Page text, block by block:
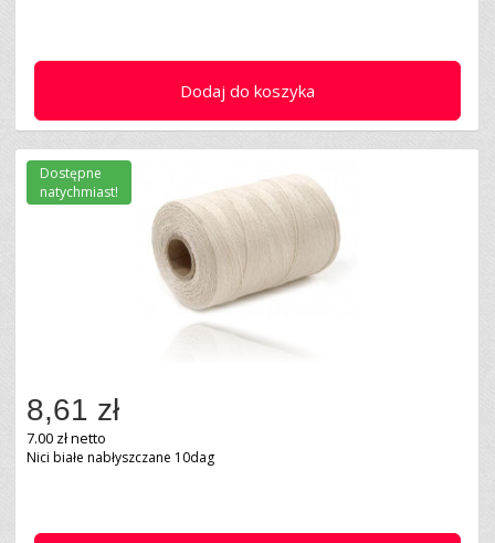
Dodaj do koszyka
8,61 zł
7.00 zł netto
Nici białe nabłyszczane 10dag
Dostępne
natychmiast!